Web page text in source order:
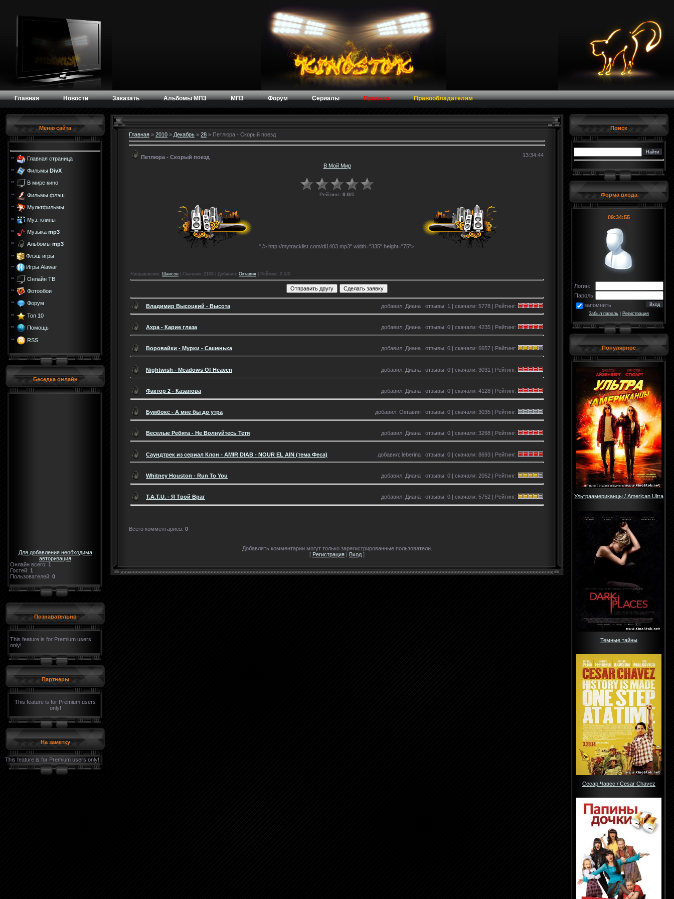
Главная Новости Заказать Альбомы МП3 МП3 Форум Сериалы Правила Правообладателям
Меню сайта
Главная страница
Фильмы DivX
В мире кино
Фильмы флэш
Мультфильмы
Муз. клипы
Музыка mp3
Альбомы mp3
Флэш игры
Игры Alawar
Онлайн ТВ
Фотообои
Форум
Топ 10
Помощь
RSS
Беседка онлайн
Для добавления необходима
авторизация
Онлайн всего: 1
Гостей: 1
Пользователей: 0
Познавательно
This feature is for Premium users
only!
Партнеры
This feature is for Premium users
only!
На заметку
This feature is for Premium users only!
Главная » 2010 » Декабрь » 28 » Петлюра - Скорый поезд
Петлюра - Скорый поезд
13:34:44
В Мой Мир
Рейтинг: 0.0/0
" /> http://mytracklist.com/dl1403.mp3" width="335" height="75">
Направления : Шансон Скачали: 2108 | Добавил: Октавия Рейтинг: 0.0/0
Владимир Высоцкий - Высота добавил: Диана | отзывы: 1 | скачали: 5778 | Рейтинг:
Ахра - Карие глаза добавил: Диана | отзывы: 0 | скачали: 4235 | Рейтинг:
Воровайки - Мурки - Сашенька добавил: Диана | отзывы: 0 | скачали: 6657 | Рейтинг:
Nightwish - Meadows Of Heaven добавил: Диана | отзывы: 0 | скачали: 3031 | Рейтинг:
Фактор 2 - Казанова добавил: Диана | отзывы: 0 | скачали: 4128 | Рейтинг:
Бумбокс - А мне бы до утра добавил: Октавия | отзывы: 0 | скачали: 3035 | Рейтинг:
Веселые Ребята - Не Волнуйтесь Тетя добавил: Диана | отзывы: 0 | скачали: 3268 | Рейтинг:
Саундтрек из сериал Клон - AMIR DIAB - NOUR EL AIN (тема Феса) добавил: leberina | отзывы: 0 | скачали: 8693 | Рейтинг:
Whitney Houston - Run To You добавил: Диана | отзывы: 0 | скачали: 2052 | Рейтинг:
T.A.T.U. - Я Твой Враг добавил: Диана | отзывы: 0 | скачали: 5752 | Рейтинг:
Всего комментариев: 0
Добавлять комментарии могут только зарегистрированные пользователи.
[ Регистрация | Вход ]
Поиск
Форма входа
09:34:56
Логин:
Пароль:
запомнить
Забыл пароль Регистрация
Популярное
Ультраамериканцы / American Ultra
Темные тайны
Сесар Чавес / Cesar Chavez